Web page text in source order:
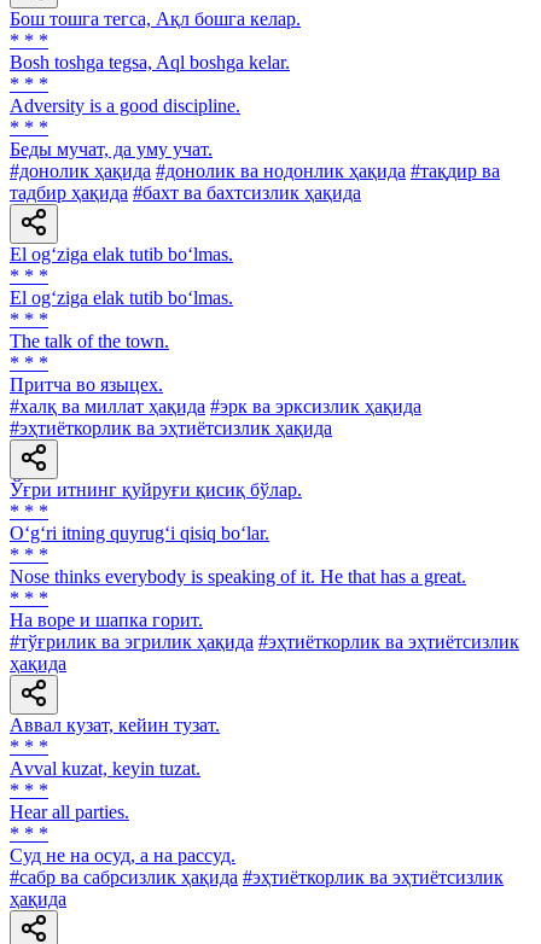
Бош тошга тегса, Ақл бошга келар.
* * *
Bosh toshga tegsa, Aql boshga kelar.
* * *
Adversity is a good discipline.
* * *
Беды мучат, да уму учат.
#донолик ҳақида #донолик ва нодонлик ҳақида #тақдир ва
тадбир ҳақида #бахт ва бахтсизлик ҳақида
El og‘ziga elak tutib bo‘lmas.
* * *
El og‘ziga elak tutib bo‘lmas.
* * *
The talk of the town.
* * *
Притча во языцех.
#халқ ва миллат ҳақида #эрк ва эрксизлик ҳақида
#эҳтиёткорлик ва эҳтиётсизлик ҳақида
Ўғри итнинг қуйруғи қисиқ бўлар.
* * *
O‘g‘ri itning quyrug‘i qisiq bo‘lar.
* * *
Nose thinks everybody is speaking of it. He that has a great.
* * *
На воре и шапка горит.
#тўғрилик ва эгрилик ҳақида #эҳтиёткорлик ва эҳтиётсизлик
ҳақида
Аввал кузат, кейин тузат.
* * *
Аvval kuzat, keyin tuzat.
* * *
Hear all parties.
* * *
Суд не на осуд, а на рассуд.
#сабр ва сабрсизлик ҳақида #эҳтиёткорлик ва эҳтиётсизлик
ҳақида